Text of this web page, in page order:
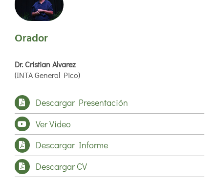
Orador
Dr. Cristian Alvarez​
(INTA General Pico)
Descargar Presentación
Ver Video
Descargar Informe
Descargar CV